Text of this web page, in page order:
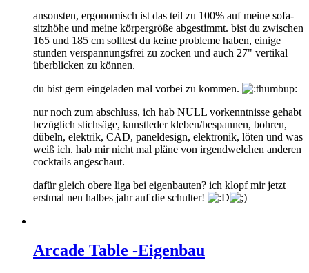
ansonsten, ergonomisch ist das teil zu 100% auf meine sofa-
sitzhöhe und meine körpergröße abgestimmt. bist du zwischen
165 und 185 cm solltest du keine probleme haben, einige
stunden verspannungsfrei zu zocken und auch 27" vertikal
überblicken zu können.
du bist gern eingeladen mal vorbei zu kommen.
nur noch zum abschluss, ich hab NULL vorkenntnisse gehabt
bezüglich stichsäge, kunstleder kleben/bespannen, bohren,
dübeln, elektrik, CAD, paneldesign, elektronik, löten und was
weiß ich. hab mir nicht mal pläne von irgendwelchen anderen
cocktails angeschaut.
dafür gleich obere liga bei eigenbauten? ich klopf mir jetzt
erstmal nen halbes jahr auf die schulter!
Arcade Table -Eigenbau